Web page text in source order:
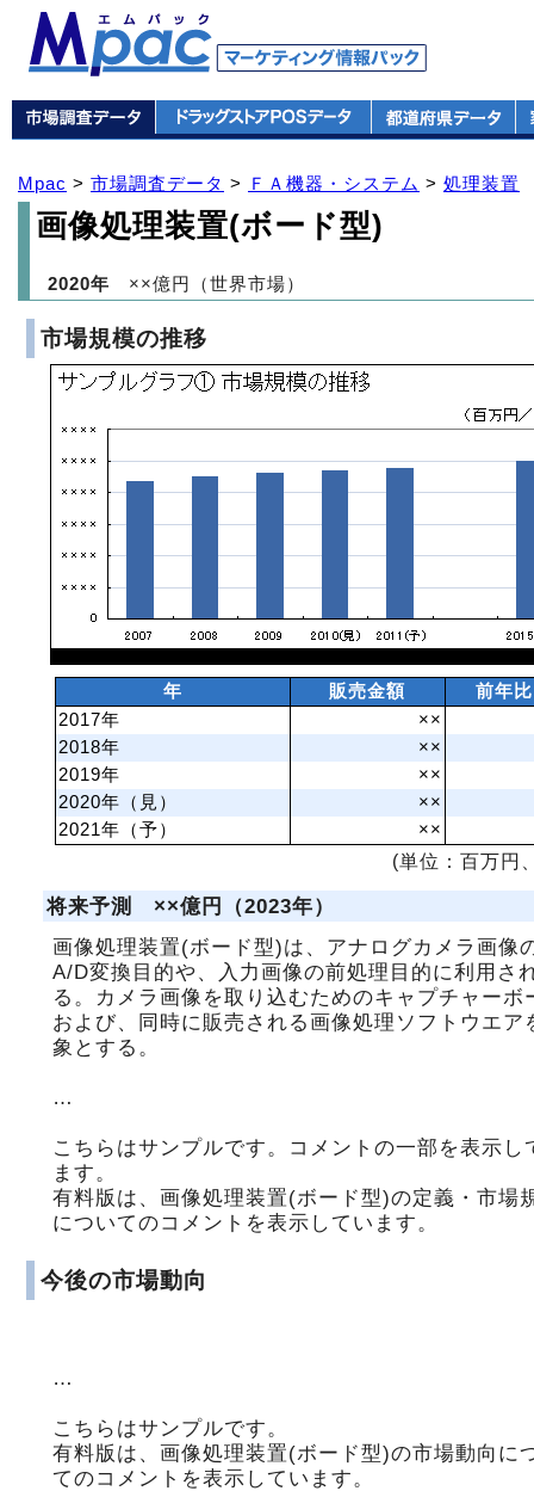
Mpac > 市場調査データ > ＦＡ機器・システム > 処理装置
画像処理装置(ボード型)
2020年 ××億円（世界市場）
市場規模の推移
年 販売金額
前年比
2017年
××
2018年
××
2019年
××
2020年（見）
××
2021年（予）
××
(単位：百万円
将来予測 ××億円（2023年）
画像処理装置(ボード型)は、アナログカメラ画像
A/D変換目的や、入力画像の前処理目的に利用さ
る。カメラ画像を取り込むためのキャプチャーボ
および、同時に販売される画像処理ソフトウエア
象とする。
…
こちらはサンプルです。コメントの一部を表示し
ます。
有料版は、画像処理装置(ボード型)の定義・市場
についてのコメントを表示しています。
今後の市場動向
…
こちらはサンプルです。
有料版は、画像処理装置(ボード型)の市場動向に
てのコメントを表示しています。